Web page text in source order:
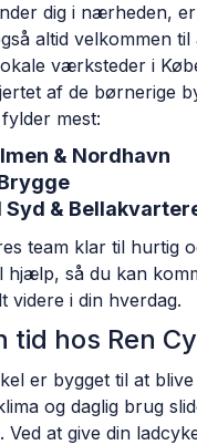
dig i nærheden,
altid velkommen
værksteder i
af de børnerige
mest:
& Nordhavn
&
team klar til hurtig
hjælp, så du kan
videre i din hverdag.
tid hos Ren
er bygget til at
og daglig brug
Ved at give din